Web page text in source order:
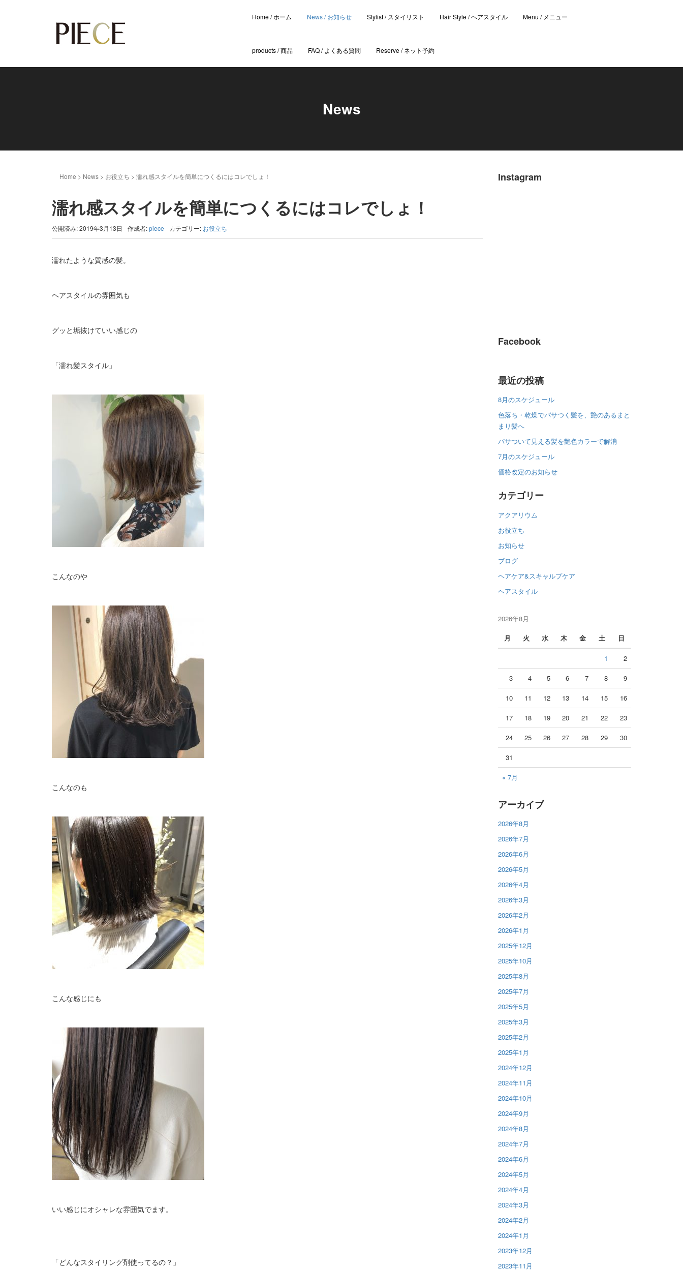
Home / ホーム News / お知らせ Stylist / スタイリスト Hair Style / ヘアスタイル Menu / メニュー
products / 商品 FAQ / よくある質問 Reserve / ネット予約
News
Home > News > お役立ち > 濡れ感スタイルを簡単につくるにはコレでしょ！
濡れ感スタイルを簡単につくるにはコレでしょ！
公開済み: 2019年3月13日 作成者:piece カテゴリー: お役立ち
濡れたような質感の髪。
ヘアスタイルの雰囲気も
グッと垢抜けていい感じの
「濡れ髪スタイル」
こんなのや
こんなのも
こんな感じにも
いい感じにオシャレな雰囲気でます。
「どんなスタイリング剤使ってるの？」
Instagram
Facebook
最近の投稿
8月のスケジュール
色落ち・乾燥でパサつく髪を、艶のあるまと
まり髪へ
パサついて見える髪を艶色カラーで解消
7月のスケジュール
価格改定のお知らせ
カテゴリー
アクアリウム
お役立ち
お知らせ
ブログ
ヘアケア&スキャルプケア
ヘアスタイル
2026年8月
月
火 水 木 金 土 日
« 7月
1 2
3 4 5 6 7 8 9
10 11 12 13 14 15 16
17 18 19 20 21 22 23
24 25 26 27 28 29 30
31
アーカイブ
2026年8月
2026年7月
2026年6月
2026年5月
2026年4月
2026年3月
2026年2月
2026年1月
2025年12月
2025年10月
2025年8月
2025年7月
2025年5月
2025年3月
2025年2月
2025年1月
2024年12月
2024年11月
2024年10月
2024年9月
2024年8月
2024年7月
2024年6月
2024年5月
2024年4月
2024年3月
2024年2月
2024年1月
2023年12月
2023年11月